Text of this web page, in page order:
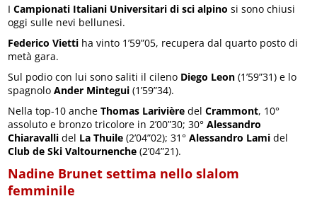
ICampionati Italiani Universitari di sci alpino si sono chiusi
oggi sulle nevi bellunesi.
Federico Vietti ha vinto 1’59”05, recupera dal quarto posto di
metà gara.
Sul podio con lui sono saliti il cileno Diego Leon (1’59”31) e lo
spagnoloAnder Mintegui (1’59”34).
Nella top-10 ancheThomas Larivière delCrammont, 10°
assoluto e bronzo tricolore in 2’00”30; 30°Alessandro
Chiaravalli del La Thuile (2’04”02); 31°Alessandro Lami del
Club de Ski Valtournenche (2’04”21).
Nadine Brunet settima nello slalom
femminile